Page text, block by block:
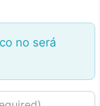
no será